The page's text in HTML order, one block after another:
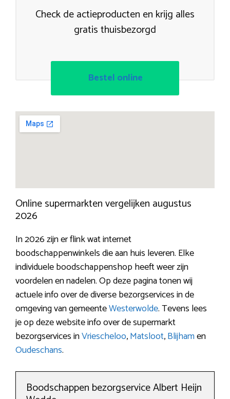
Check de actieproducten en krijg alles
gratis thuisbezorgd
Bestel online
Online supermarkten vergelijken augustus
2026
In 2026 zijn er flink wat internet
boodschappenwinkels die aan huis leveren. Elke
individuele boodschappenshop heeft weer zijn
voordelen en nadelen. Op deze pagina tonen wij
actuele info over de diverse bezorgservices in de
omgeving van gemeenteWesterwolde. Tevens lees
je op deze website info over de supermarkt
bezorgservices inVriescheloo,Matsloot,Blijhamen
Oudeschans.
Boodschappen bezorgservice Albert Heijn